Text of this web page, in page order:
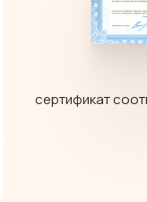
сертификат